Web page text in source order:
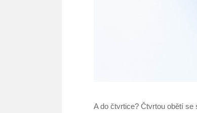
A do čtvrtice? Čtvrtou obětí